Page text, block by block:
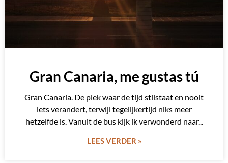
Gran Canaria, me gustas tú
Gran Canaria. De plek waar de tijd stilstaat en nooit
iets verandert, terwijl tegelijkertijd niks meer
hetzelfde is. Vanuit de bus kijk ik verwonderd naar
LEES VERDER »